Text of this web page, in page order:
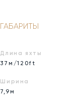
ГАБАРИТЫ
Длина яхты
37м/120ft
Ширина
7,9м